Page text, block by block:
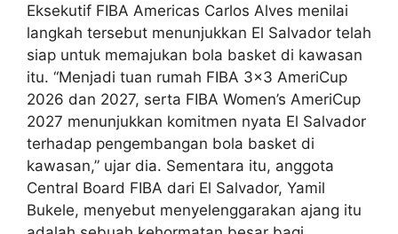
Eksekutif FIBA Americas Carlos Alves menilai
langkah tersebut menunjukkan El Salvador telah
siap untuk memajukan bola basket di kawasan
itu. “Menjadi tuan rumah FIBA 3×3 AmeriCup
2026 dan 2027, serta FIBA Women’s AmeriCup
2027 menunjukkan komitmen nyata El Salvador
terhadap pengembangan bola basket di
kawasan,” ujar dia. Sementara itu, anggota
Central Board FIBA dari El Salvador, Yamil
Bukele, menyebut menyelenggarakan ajang itu